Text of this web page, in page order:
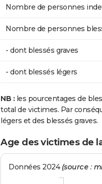
Nombre de personnes
Nombre de personnes
- dont blessés graves
- dont blessés légers
NB : les pourcentages de
total de victimes. Par
légers et des blessés graves.
Age des victimes de
Données 2024 (source :